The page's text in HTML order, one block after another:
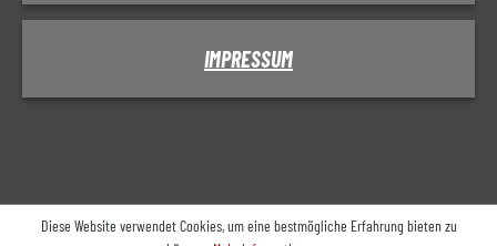
IMPRESSUM
Diese Website verwendet Cookies, um eine bestmögliche Erfahrung bieten zu